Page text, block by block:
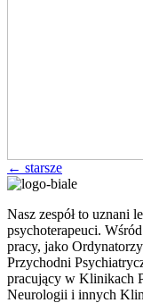
← starsze
Nasz zespół to uznani
psychoterapeuci.
pracy, jako
Przychodni
pracujący w Klinikach
Neurologii i innych